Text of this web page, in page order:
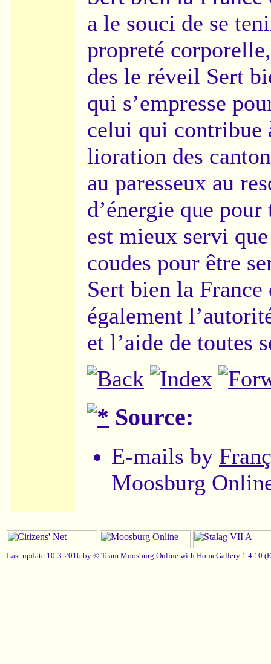
a le souci de se
propreté
des le réveil Sert
qui s’empresse
celui qui contribue
lioration des
au paresseux au
d’énergie que
est mieux servi
coudes pour être
Sert bien la
également
et l’aide de toutes
Source:
E-mails by
Moosburg
Last update 10-3-2016 by © Team Moosburg Online with HomeGallery 1.4.10 (